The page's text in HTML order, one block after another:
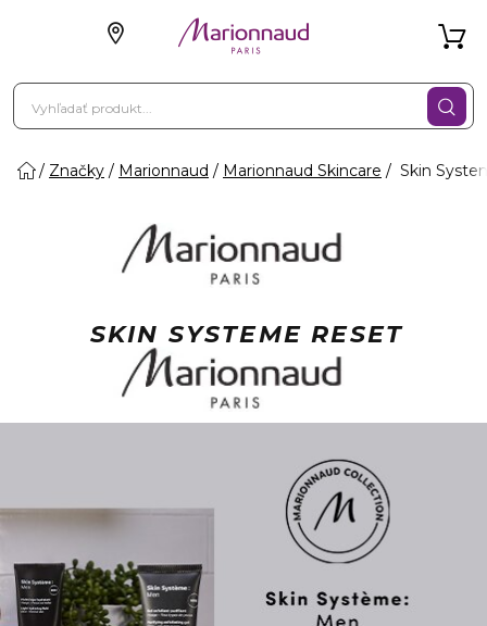
Značky Marionnaud Marionnaud Skincare Skin
SKIN SYSTEME RESET